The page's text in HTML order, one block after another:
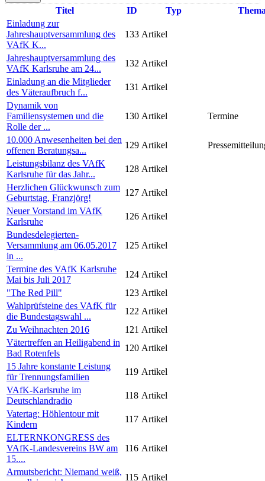
Titel ID Typ
Einladung zur
Jahreshauptversammlung des
VAfK K...
133 Artikel
Jahreshauptversammlung des
VAfK Karlsruhe am 24...
132 Artikel
Einladung an die Mitglieder
des Väteraufbruch f...
131 Artikel
Dynamik von
Familiensystemen und die
Rolle der ...
130 Artikel Termine
10.000 Anwesenheiten bei den
offenen Beratungsa...
129 Artikel
Leistungsbilanz des VAfK
Karlsruhe für das Jahr...
128 Artikel
Herzlichen Glückwunsch zum
Geburtstag, Franzjörg!
127 Artikel
Neuer Vorstand im VAfK
Karlsruhe
126 Artikel
Bundesdelegierten-
Versammlung am 06.05.2017
in ...
125 Artikel
Termine des VAfK Karlsruhe
Mai bis Juli 2017
124 Artikel
"The Red Pill"
123 Artikel
Wahlprüfsteine des VAfK für
die Bundestagswahl ...
122 Artikel
Zu Weihnachten 2016
121 Artikel
Vätertreffen an Heiligabend in
Bad Rotenfels
120 Artikel
15 Jahre konstante Leistung
für Trennungsfamilien
119 Artikel
VAfK-Karlsruhe im
Deutschlandradio
118 Artikel
Vatertag: Höhlentour mit
Kindern
117 Artikel
ELTERNKONGRESS des
VAfK-Landesvereins BW am
15....
116 Artikel
Armutsbericht: Niemand weiß,
115 Artikel